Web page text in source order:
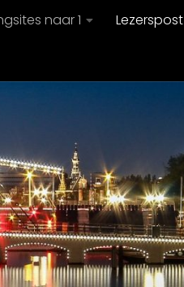
naar 1 Lezerspost